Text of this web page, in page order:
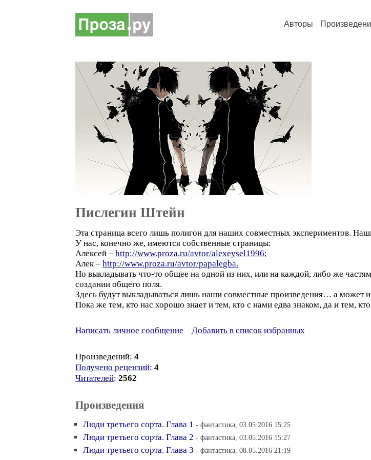
Авторы
Пислегин Штейн
Эта страница всего лишь полигон для наших совместных экспериментов.
У нас, конечно же, имеются собственные страницы:
Алексей – http://www.proza.ru/avtor/alexeysel1996;
Алек – http://www.proza.ru/avtor/papalegba.
Но выкладывать что-то общее на одной из них, или на каждой, либо же
создании общего поля.
Здесь будут выкладываться лишь наши совместные произведения… а может и
Пока же тем, кто нас хорошо знает и тем, кто с нами едва знаком, да и тем,
Написать личное сообщение Добавить в список избранных
Произведений: 4
Получено рецензий: 4
Читателей: 2562
Произведения
Люди третьего сорта. Глава 1 - фантастика, 03.05.2016 15:25
Люди третьего сорта. Глава 2 - фантастика, 03.05.2016 15:27
Люди третьего сорта. Глава 3 - фантастика, 08.05.2016 21:19